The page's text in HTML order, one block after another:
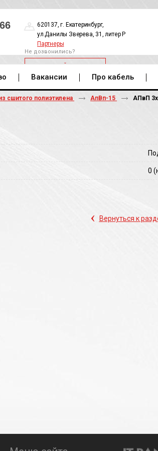
620137, г. Екатеринбург,
ул.Данилы Зверева, 31, литер Р
Партнеры
Не дозвонились?
ОБРАТНЫЙ ЗВОНОК
Вакансии Про кабель
сшитого полиэтилена АпВп-15 АПвП
0
‹ Вернуться к